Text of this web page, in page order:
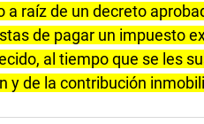
a raíz de un decreto
de pagar un impuesto
al tiempo que se les
y de la contribución